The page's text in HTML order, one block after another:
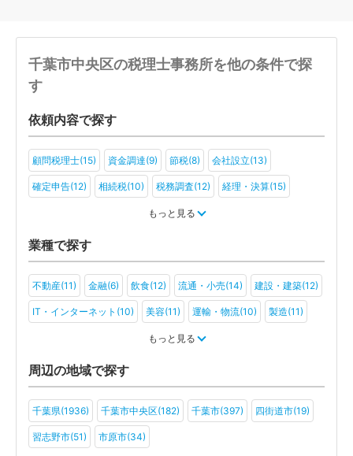
千葉市中央区の税理士事務所を他の条件で探
す
依頼内容で探す
顧問税理士(15) 資金調達(9) 節税(8) 会社設立(13)
確定申告(12) 相続税(10) 税務調査(12) 経理・決算(15)
もっと見る
業種で探す
不動産(11) 金融(6) 飲食(12) 流通・小売(14) 建設・建築(12)
IT・インターネット(10) 美容(11) 運輸・物流(10) 製造(11)
旅行・ホテル(8)
アミューズメント・レジャー(6)
医療法人(3) ＮＰＯ法人(3) 学校法人(2) 一般社団法人(2)
その他(4)
もっと見る
周辺の地域で探す
千葉県(1936) 千葉市中央区(182) 千葉市(397) 四街道市(19)
習志野市(51) 市原市(34)